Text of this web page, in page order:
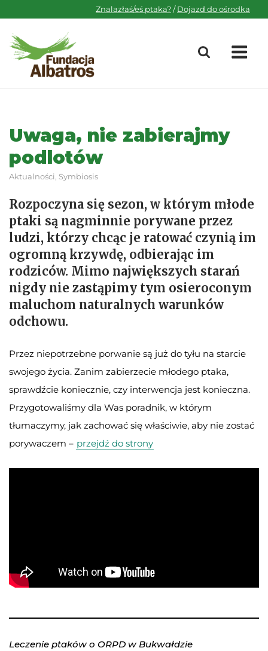
to
content
Znalazłaś/eś ptaka?/Dojazd do ośrodka
Uwaga, nie zabierajmy
podlotów
Aktualności, Symbiosis
Rozpoczyna się sezon, w którym młode
ptaki są nagminnie porywane przez
ludzi, którzy chcąc je ratować czynią im
ogromną krzywdę, odbierając im
rodziców. Mimo największych starań
nigdy nie zastąpimy tym osieroconym
maluchom naturalnych warunków
odchowu.
Przez niepotrzebne porwanie są już do tyłu na starcie
swojego życia. Zanim zabierzecie młodego ptaka,
sprawdźcie koniecznie, czy interwencja jest konieczna.
Przygotowaliśmy dla Was poradnik, w którym
tłumaczymy, jak zachować się właściwie, aby nie zostać
porywaczem – przejdź do strony
Leczenie ptaków o ORPD w Bukwałdzie